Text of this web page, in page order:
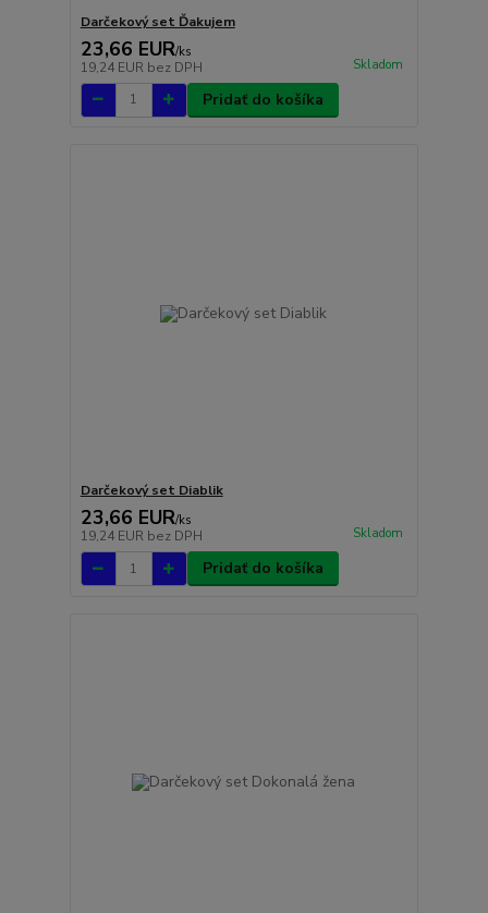
Darčekový set Ďakujem
23,66 EUR/ks
19,24 EUR bez DPH Skladom
Pridať do košíka
Darčekový set Diablik
23,66 EUR/ks
19,24 EUR bez DPH Skladom
Pridať do košíka